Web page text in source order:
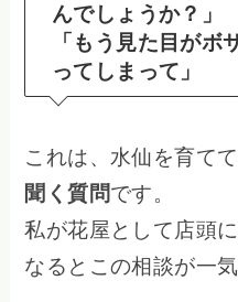
んでしょうか？」
「もう見た目が
ってしまって」
これは、水仙を育て
聞く質問です。
私が花屋として店頭
なるとこの相談が一